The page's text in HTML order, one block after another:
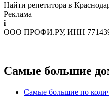
Найти репетитора в
Реклама
i
ООО ПРОФИ.РУ, ИНН
Самые большие
Самые большие по